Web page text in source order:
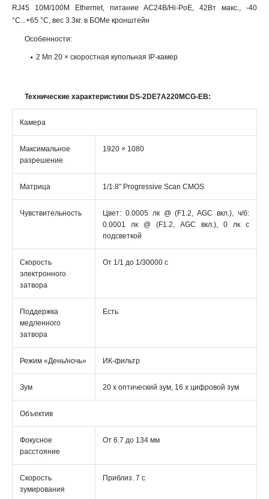
RJ45 10M/100M Ethernet, питание AC24В/Hi-PoE, 42Вт макс., -40
°C...+65 °C, вес 3.3кг. в БОМе кронштейн
Особенности:
2 Мп 20 × скоростная купольная IP-камер
Технические характеристики DS-2DE7A220MCG-EB:
Камера
Максимальное
разрешение
1920 × 1080
Матрица 1/1.8″ Progressive Scan CMOS
Чувствительность
Цвет: 0.0005 лк @ (F1.2, AGC вкл.), ч/б:
0.0001 лк @ (F1.2, AGC вкл.), 0 лк с
подсветкой
Скорость
электронного
затвора
От 1/1 до 1/30000 с
Поддержка
медленного
затвора
Есть
Режим «День/ночь» ИК-фильтр
Зум 20 х оптический зум, 16 х цифровой зум
Объектив
Фокусное
расстояние
От 6.7 до 134 мм
Скорость
зумирования
Приблиз. 7 с